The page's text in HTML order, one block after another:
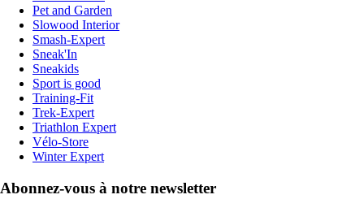
Pet and Garden
Slowood Interior
Smash-Expert
Sneak'In
Sneakids
Sport is good
Training-Fit
Trek-Expert
Triathlon Expert
Vélo-Store
Winter Expert
Abonnez-vous à notre newsletter